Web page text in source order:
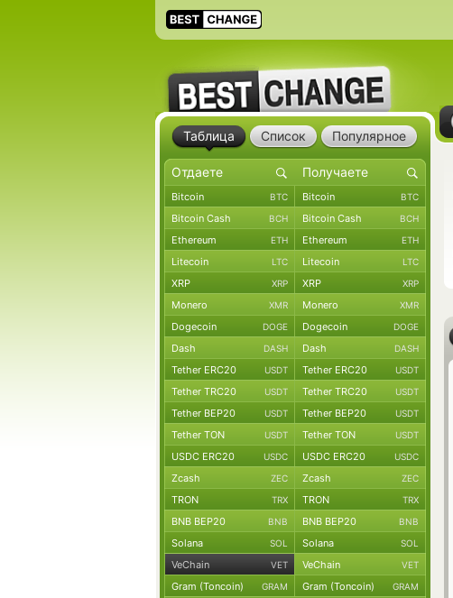
Таблица Список Популярное
Bitcoin BTC Bitcoin BTC
Bitcoin Cash BCH Bitcoin Cash BCH
Ethereum ETH Ethereum ETH
Litecoin LTC Litecoin LTC
XRP XRP XRP XRP
Monero XMR Monero XMR
Dogecoin DOGE Dogecoin DOGE
Dash DASH Dash DASH
Tether ERC20 USDT Tether ERC20 USDT
Tether TRC20 USDT Tether TRC20 USDT
Tether BEP20 USDT Tether BEP20 USDT
Tether TON USDT Tether TON USDT
USDC ERC20 USDC USDC ERC20 USDC
Zcash ZEC Zcash ZEC
TRON TRX TRON TRX
BNB BEP20 BNB BNB BEP20 BNB
Solana SOL Solana SOL
VeChain VET VeChain VET
Gram (Toncoin) GRAM Gram (Toncoin) GRAM